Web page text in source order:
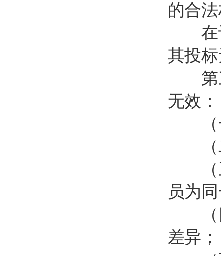
的合
在评
其投
第三
无效：
（一
（二
（三
员为
（四
差异；